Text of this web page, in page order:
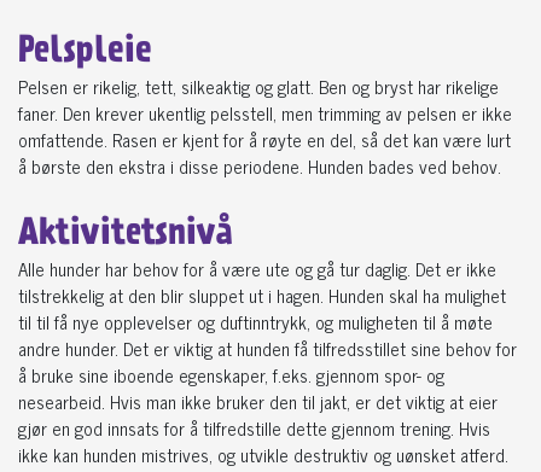
Pelspleie
Pelsen er rikelig, tett, silkeaktig og glatt. Ben og bryst har rikelige
faner. Den krever ukentlig pelsstell, men trimming av pelsen er ikke
omfattende. Rasen er kjent for å røyte en del, så det kan være lurt
å børste den ekstra i disse periodene. Hunden bades ved behov.
Aktivitetsnivå
Alle hunder har behov for å være ute og gå tur daglig. Det er ikke
tilstrekkelig at den blir sluppet ut i hagen. Hunden skal ha mulighet
til til få nye opplevelser og duftinntrykk, og muligheten til å møte
andre hunder. Det er viktig at hunden få tilfredsstillet sine behov for
å bruke sine iboende egenskaper, f.eks. gjennom spor- og
nesearbeid. Hvis man ikke bruker den til jakt, er det viktig at eier
gjør en god innsats for å tilfredstille dette gjennom trening. Hvis
ikke kan hunden mistrives, og utvikle destruktiv og uønsket atferd.